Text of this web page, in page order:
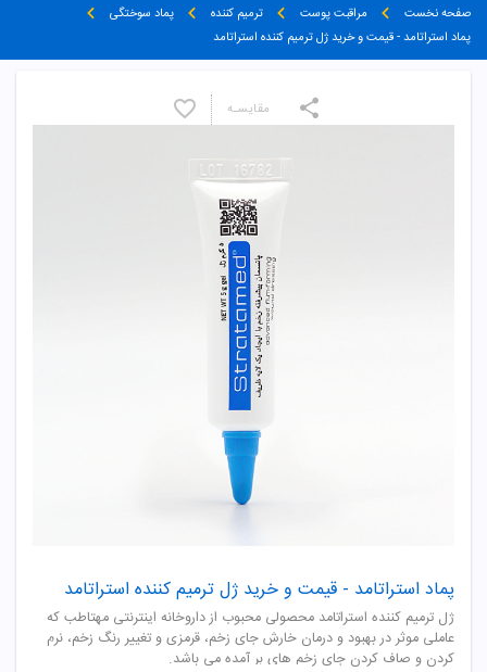
صفحه نخست مراقبت پوست ترمیم کننده
پماد سوختگی
پماد استراتامد - قیمت و خرید ژل ترمیم کننده استراتامد
پماد استراتامد - قیمت و خرید ژل ترمیم کننده استراتامد
ژل ترمیم کننده استراتامد محصولی محبوب از داروخانه اینترنتی مهتاطب که
عاملی موثر در بهبود و درمان خارش جای زخم، قرمزی و تغییر رنگ زخم، نرم
کردن و صاف کردن جای زخم های بر آمده می باشد.
مقایسـه